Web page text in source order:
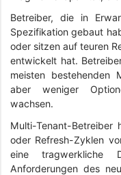
Betreiber, die in
Spezifikation gebaut
oder sitzen auf teuren
entwickelt hat.
meisten bestehenden
aber weniger
wachsen.
Multi-Tenant-Betreiber
oder Refresh-Zyklen
eine tragwerkliche
Anforderungen des